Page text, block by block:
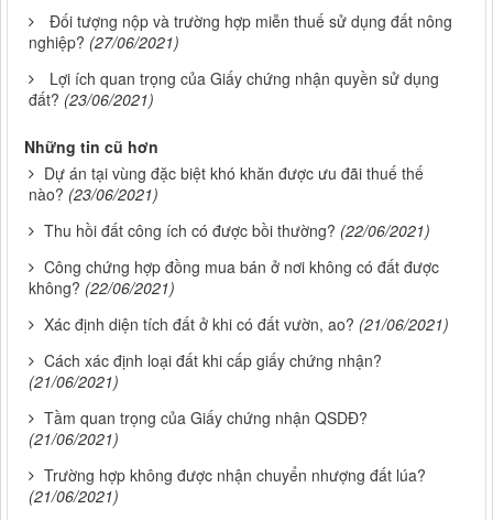
Đối tượng nộp và trường hợp miễn thuế sử dụng đất nông
nghiệp? (27/06/2021)
Lợi ích quan trọng của Giấy chứng nhận quyền sử dụng
đất? (23/06/2021)
Những tin cũ hơn
Dự án tại vùng đặc biệt khó khăn được ưu đãi thuế thế
nào? (23/06/2021)
Thu hồi đất công ích có được bồi thường? (22/06/2021)
Công chứng hợp đồng mua bán ở nơi không có đất được
không? (22/06/2021)
Xác định diện tích đất ở khi có đất vườn, ao? (21/06/2021)
Cách xác định loại đất khi cấp giấy chứng nhận?
(21/06/2021)
Tầm quan trọng của Giấy chứng nhận QSDĐ?
(21/06/2021)
Trường hợp không được nhận chuyển nhượng đất lúa?
(21/06/2021)